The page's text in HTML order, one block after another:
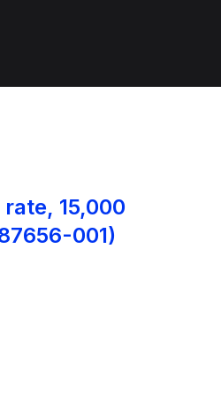
15,000
001)